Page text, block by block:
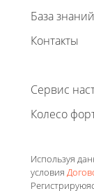
База знаний
Контакты
Сервис
Колесо
Используя
условия